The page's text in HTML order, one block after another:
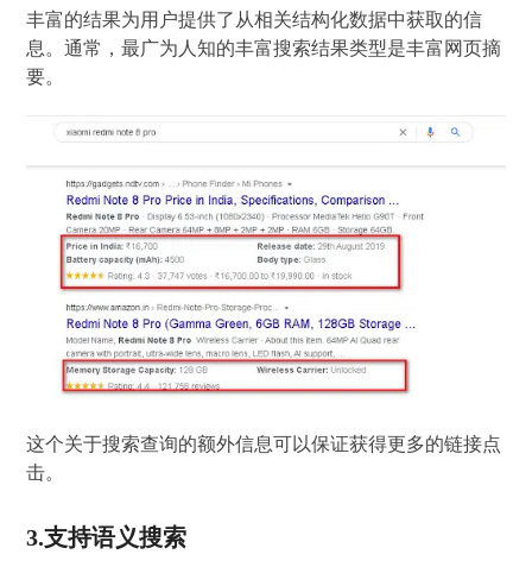
丰富的结果为用户提供了从相关结构化数据中获取的信
息。通常，最广为人知的丰富搜索结果类型是丰富网页摘
要。
这个关于搜索查询的额外信息可以保证获得更多的链接点
击。
3.支持语义搜索